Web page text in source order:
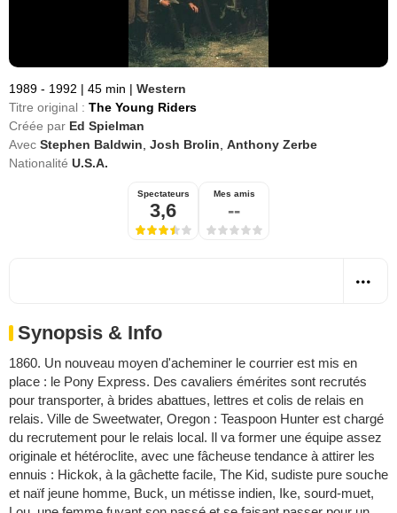
1989 - 1992 | 45 min | Western
Titre original : The Young Riders
Créée par Ed Spielman
Avec Stephen Baldwin Josh Brolin Anthony Zerbe
Nationalité U.S.A.
Spectateurs
3,6
Mes amis
--
Synopsis & Info
1860. Un nouveau moyen d'acheminer le courrier est mis en
place : le Pony Express. Des cavaliers émérites sont recrutés
pour transporter, à brides abattues, lettres et colis de relais en
relais. Ville de Sweetwater, Oregon : Teaspoon Hunter est chargé
du recrutement pour le relais local. Il va former une équipe assez
originale et hétéroclite, avec une fâcheuse tendance à attirer les
ennuis : Hickok, à la gâchette facile, The Kid, sudiste pure souche
et naïf jeune homme, Buck, un métisse indien, Ike, sourd-muet,